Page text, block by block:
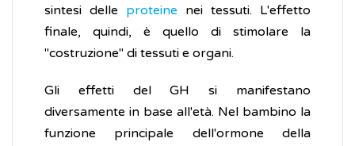
sintesi delle proteine nei tessuti. L'effetto
finale, quindi, è quello di stimolare la
"costruzione" di tessuti e organi.
Gli effetti del GH si manifestano
diversamente in base all'età. Nel bambino la
funzione principale dell'ormone della